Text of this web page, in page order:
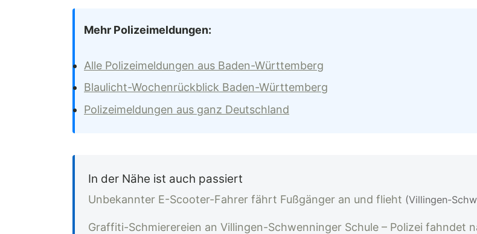
Mehr Polizeimeldungen:
Alle Polizeimeldungen aus Baden-Württemberg
Blaulicht-Wochenrückblick Baden-Württemberg
Polizeimeldungen aus ganz Deutschland
In der Nähe ist auch passiert
Unbekannter E-Scooter-Fahrer fährt Fußgänger an und flieht (Villingen-
Graffiti-Schmierereien an Villingen-Schwenninger Schule – Polizei fahndet